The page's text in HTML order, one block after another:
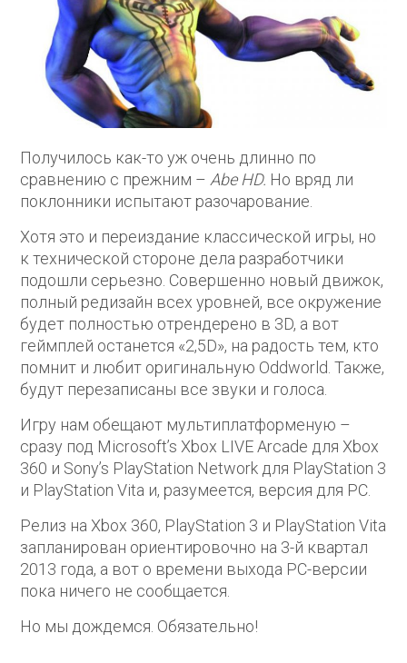
Получилось как-то уж очень длинно по
сравнению с прежним – Abe HD. Но вряд ли
поклонники испытают разочарование.
Хотя это и переиздание классической игры, но
к технической стороне дела разработчики
подошли серьезно. Совершенно новый движок,
полный редизайн всех уровней, все окружение
будет полностью отрендерено в 3D, а вот
геймплей останется «2,5D», на радость тем, кто
помнит и любит оригинальную Oddworld. Также,
будут перезаписаны все звуки и голоса.
Игру нам обещают мультиплатформеную –
сразу под Microsoft’s Xbox LIVE Arcade для Xbox
360 и Sony’s PlayStation Network для PlayStation 3
и PlayStation Vita и, разумеется, версия для PC.
Релиз на Xbox 360, PlayStation 3 и PlayStation Vita
запланирован ориентировочно на 3-й квартал
2013 года, а вот о времени выхода PC-версии
пока ничего не сообщается.
Но мы дождемся. Обязательно!